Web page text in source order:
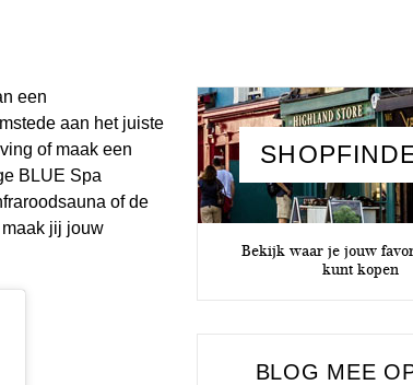
een
aan het juiste
of maak een
BLUE Spa
of de
jij jouw
Bekijk waar je jouw
kunt kopen
BLOG MEE